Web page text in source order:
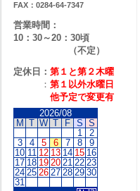
FAX：0284-64-7347
営業時間：
10：30～20：30頃
（不定）
定休日： 第１と第２木曜
： 第１以外水曜日
他予定で変更有
2026/08
M T W T F S S
1
2
3
4 5 6 7 8
9
10 11 12 13 14 15 16
17 18 19 20 21 22 23
24 25 26 27 28 29 30
31